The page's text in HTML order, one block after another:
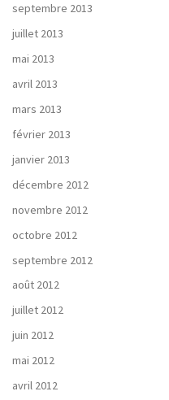
septembre 2013
juillet 2013
mai 2013
avril 2013
mars 2013
février 2013
janvier 2013
décembre 2012
novembre 2012
octobre 2012
septembre 2012
août 2012
juillet 2012
juin 2012
mai 2012
avril 2012